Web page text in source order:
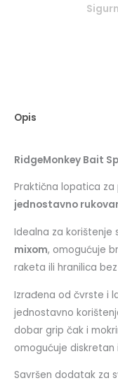
Opis
RidgeMonkey Bait
Praktična lopatica za
jednostavno
Idealna za korištenje
mixom, omogućuje
raketa ili hranilica
Izrađena od čvrste i
jednostavno
dobar grip čak i
omogućuje diskretan
Savršen dodatak za